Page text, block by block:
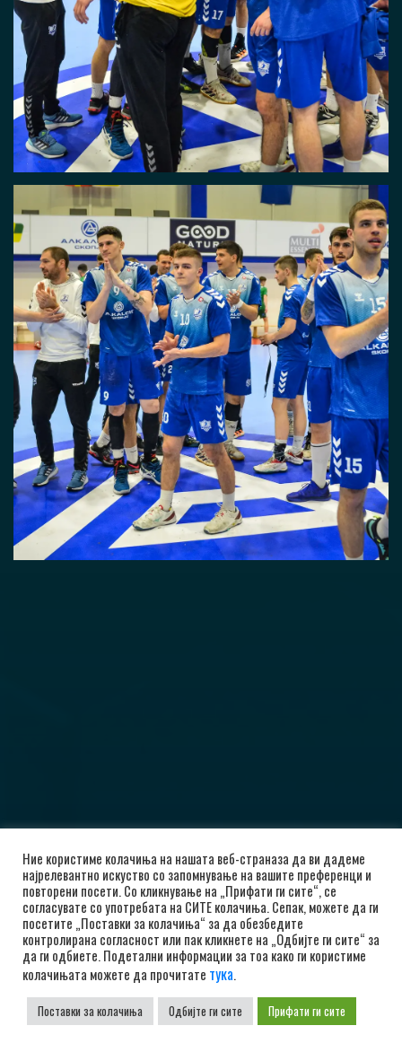
Ние користиме колачиња на нашата веб-страназа да ви дадеме
најрелевантно искуство со запомнување на вашите преференци и
повторени посети. Со кликнување на „Прифати ги сите“, се
согласувате со употребата на СИТЕ колачиња. Сепак, можете да ги
посетите „Поставки за колачиња“ за да обезбедите
контролирана согласност или пак кликнете на „Одбијте ги сите“ за
да ги одбиете. Подетални информации за тоа како ги користиме
колачињата можете да прочитате тука.
Поставки за колачиња Одбијте ги сите Прифати ги сите